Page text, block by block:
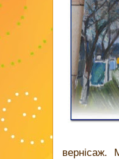
вернісаж.